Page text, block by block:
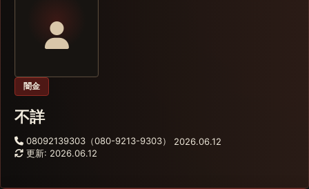
闇金
不詳
08092139303（080-9213-9303）
2026.06.12
更新: 2026.06.12